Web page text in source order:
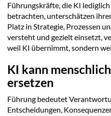
Führungskräfte, die KI
betrachten, unterschätzen
Platz in Strategie, Prozessen
versteht und gezielt einsetzt,
weil KI übernimmt, sondern
KI kann
ersetzen
Führung bedeutet
Entscheidungen,